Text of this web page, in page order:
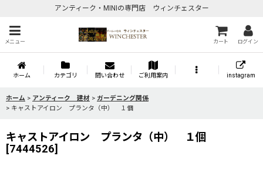
アンティーク・MINIの専門店 ウィンチェスター
メニュー カート ログイン
ホーム カテゴリ 問い合わせ ご利用案内 instagram
ホーム > アンティーク 建材 > ガーデニング関係
> キャストアイロン プランタ（中） １個
キャストアイロン プランタ（中） １個
[7444526]